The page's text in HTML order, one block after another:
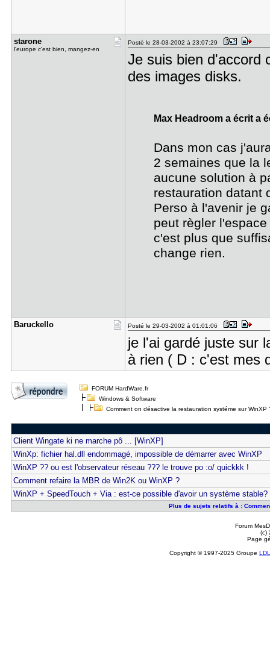
starone
l'europe c'est bien, mangez-en
Posté le 28-03-2002 à 23:07:29
Je suis bien d'accord
des images disks.
Max Headroom a écrit a
Dans mon cas
2 semaines que la
aucune solution à
restauration datant
Perso à l'avenir je
peut règler
c'est plus que
change rien.
Baruckello Posté le 29-03-2002 à 01:01:06
je l'ai gardé juste sur
à rien ( D : c'est mes
FORUM HardWare.fr
Windows & Software
Comment on désactive la restauration systéme sur WinXP
Client Wingate ki ne marche pô ... [WinXP]
WinXp: fichier hal.dll endommagé, impossible de démarrer avec WinXP
WinXP ?? ou est l'observateur réseau ??? le trouve po :o/ quickkk !
Comment refaire la MBR de Win2K ou WinXP ?
WinXP + SpeedTouch + Via : est-ce possible d'avoir un système stable?
Plus de sujets relatifs à :
Forum
(c)
Page
Copyright © 1997-2025 Groupe